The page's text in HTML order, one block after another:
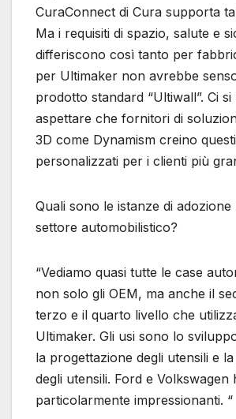
CuraConnect di Cura supporta
Ma i requisiti di spazio, salute e
differiscono così tanto per
per Ultimaker non avrebbe
prodotto standard “Ultiwall”. Ci si
aspettare che fornitori di
3D come Dynamism creino
personalizzati per i clienti più
Quali sono le istanze di
settore automobilistico?
“Vediamo quasi tutte le case
non solo gli OEM, ma anche il
terzo e il quarto livello che
Ultimaker. Gli usi sono lo
la progettazione degli utensili e
degli utensili. Ford e Volkswagen
particolarmente impressionanti. “